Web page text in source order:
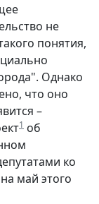
не
понятия,
Однако
что оно
–
1 об
ко
май этого